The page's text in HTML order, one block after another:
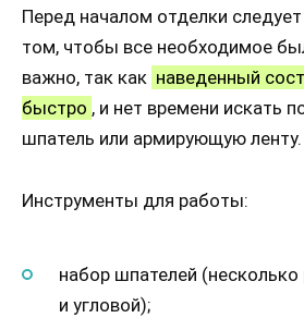
Перед началом отделки
том, чтобы все необходимое
важно, так как наведенный
быстро , и нет времени искать
шпатель или армирующую ленту.
Инструменты для работы:
набор шпателей
и угловой);